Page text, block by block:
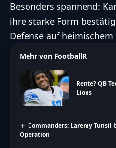
Besonders spannend:
ihre starke Form
Defense auf
Mehr von FootballR
Rente? QB
Lions
Commanders: Laremy
Operation